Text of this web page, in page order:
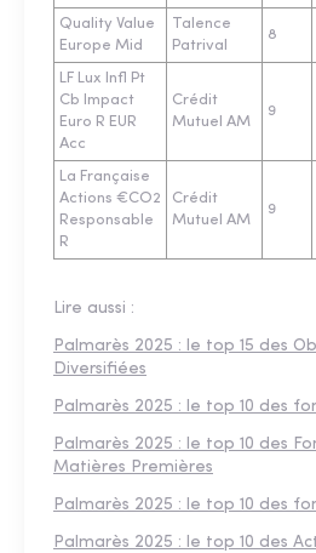
Quality Value
Europe Mid
Talence
Patrival
8
LF Lux Infl Pt
Cb Impact
Euro R EUR
Acc
Crédit
Mutuel AM
9
La Française
Actions €CO2
Responsable
R
Crédit
Mutuel AM
9
Lire aussi :
Palmarès 2025 : le top 15 des
Diversifiées
Palmarès 2025 : le top 10 des
Palmarès 2025 : le top 10 des
Matières Premières
Palmarès 2025 : le top 10 des
Palmarès 2025 : le top 10 des